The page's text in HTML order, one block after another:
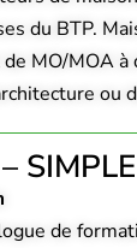
du BTP.
MO/MOA
ou
de